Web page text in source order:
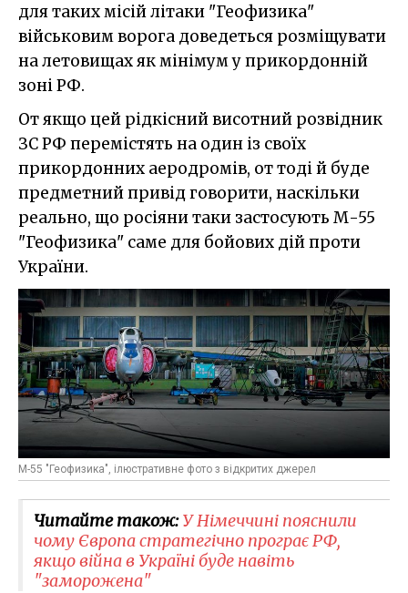
для таких місій літаки "Геофизика"
військовим ворога доведеться розміщувати
на летовищах як мінімум у прикордонній
зоні РФ.
От якщо цей рідкісний висотний розвідник
ЗС РФ перемістять на один із своїх
прикордонних аеродромів, от тоді й буде
предметний привід говорити, наскільки
реально, що росіяни таки застосують М-55
"Геофизика" саме для бойових дій проти
України.
М-55 "Геофизика", ілюстративне фото з відкритих джерел
Читайте також:У Німеччині пояснили
чому Європа стратегічно програє РФ,
якщо війна в Україні буде навіть
"заморожена"